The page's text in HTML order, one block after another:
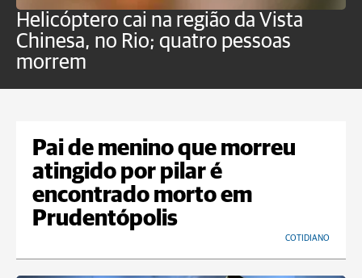
Helicóptero cai na região da Vista
Chinesa, no Rio; quatro pessoas
morrem
Pai de menino que morreu
atingido por pilar é
encontrado morto em
Prudentópolis
COTIDIANO